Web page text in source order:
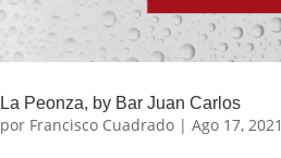
La Peonza, by Bar Juan Carlos
por Francisco Cuadrado | Ago 17, 2021